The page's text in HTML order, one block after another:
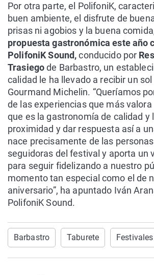
Por otra parte, el PolifoniK,
buen ambiente, el disfrute de
prisas ni agobios y la buena
propuesta gastronómica este año
PolifoniK Sound,conducido por
Trasiegode Barbastro, un
calidad le ha llevado a recibir un sol
Gourmand Michelin. “Queríamos
de las experiencias que más
que es la gastronomía de calidad y
proximidad y dar respuesta así a
nace precisamente de las
seguidoras del festival y aporta un
para seguir fidelizando a nuestro
momento tan especial como el de
aniversario”, ha apuntado Iván
PolifoniK Sound.
Barbastro Taburete Festivales